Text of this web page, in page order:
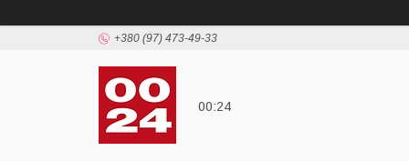
+380 (97) 473-49-33
00:24